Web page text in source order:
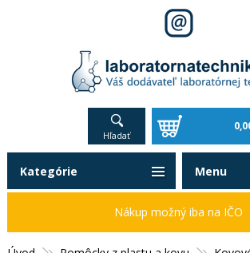
Hľadať
Kategórie
Nákup možný iba na IČO
Menu